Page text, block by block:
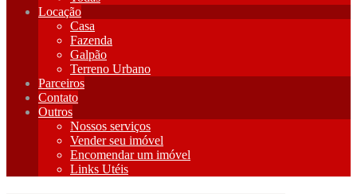
Locação
Casa
Fazenda
Galpão
Terreno Urbano
Parceiros
Contato
Outros
Nossos serviços
Vender seu imóvel
Encomendar um imóvel
Links Utéis